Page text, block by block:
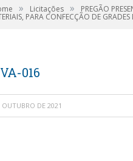
» Licitações » PREGÃO
PARA CONFECÇÃO DE GRADES
016
OUTUBRO DE 2021